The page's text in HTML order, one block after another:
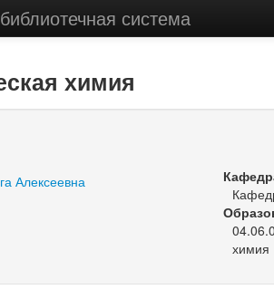
система
химия
Алексеевна
химия